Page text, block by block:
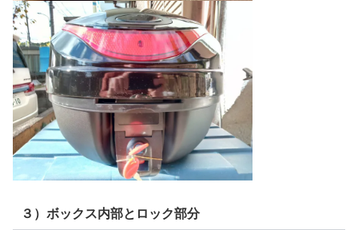
３）ボックス内部とロック部分